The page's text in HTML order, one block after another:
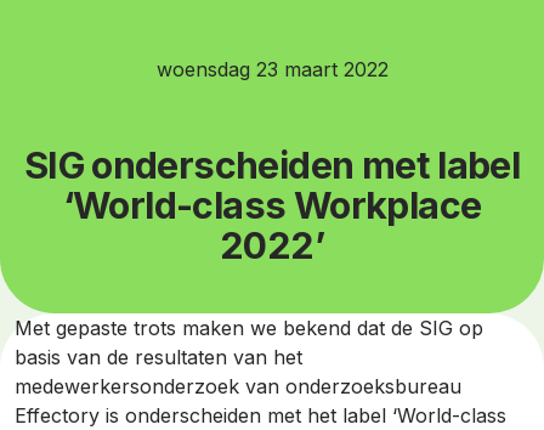
woensdag 23 maart 2022
SIG onderscheiden met label
‘World-class Workplace
2022’
Met gepaste trots maken we bekend dat de SIG op
basis van de resultaten van het
medewerkersonderzoek van onderzoeksbureau
Effectory is onderscheiden met het label ‘World-class